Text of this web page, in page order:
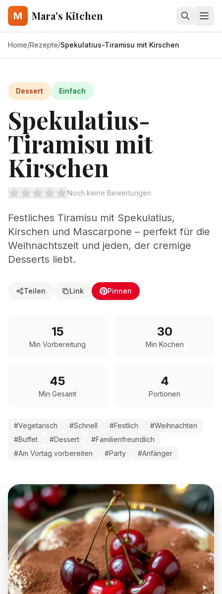
M Mara's Kitchen
Home/Rezepte/Spekulatius-Tiramisu mit Kirschen
Dessert Einfach
Spekulatius-
Tiramisu mit
Kirschen
Noch keine Bewertungen
Festliches Tiramisu mit Spekulatius,
Kirschen und Mascarpone – perfekt für die
Weihnachtszeit und jeden, der cremige
Desserts liebt.
Teilen Link Pinnen
15
Min Vorbereitung
30
Min Kochen
45
Min Gesamt
4
Portionen
#Vegetarisch #Schnell #Festlich #Weihnachten
#Buffet #Dessert #Familienfreundlich
#Am Vortag vorbereiten #Party #Anfänger